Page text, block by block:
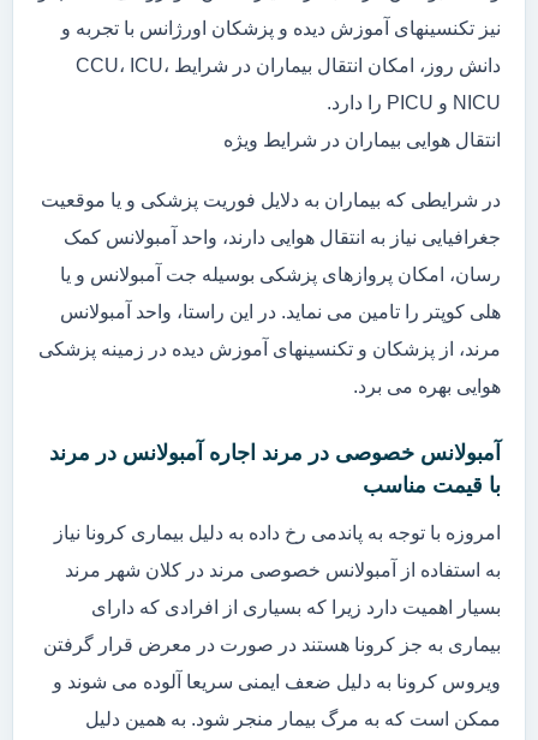
نیز تکنسینهای آموزش دیده و پزشکان اورژانس با تجربه و
دانش روز، امکان انتقال بیماران در شرایط CCU، ICU،
NICU و PICU را دارد.
انتقال هوایی بیماران در شرایط ویژه
در شرایطی که بیماران به دلایل فوریت پزشکی و یا موقعیت
جغرافیایی نیاز به انتقال هوایی دارند، واحد آمبولانس کمک
رسان، امکان پروازهای پزشکی بوسیله جت آمبولانس و یا
هلی کوپتر را تامین می نماید. در این راستا، واحد آمبولانس
مرند، از پزشکان و تکنسینهای آموزش دیده در زمینه پزشکی
هوایی بهره می برد.
آمبولانس خصوصی در مرند اجاره آمبولانس در مرند
با قیمت مناسب
امروزه با توجه به پاندمی رخ داده به دلیل بیماری کرونا نیاز
به استفاده از آمبولانس خصوصی مرند در کلان شهر مرند
بسیار اهمیت دارد زیرا که بسیاری از افرادی که دارای
بیماری به جز کرونا هستند در صورت در معرض قرار گرفتن
ویروس کرونا به دلیل ضعف ایمنی سریعا آلوده می شوند و
ممکن است که به مرگ بیمار منجر شود. به همین دلیل